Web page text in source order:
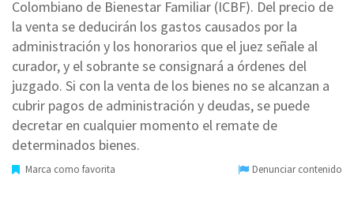
Colombiano de Bienestar Familiar (ICBF). Del precio de
la venta se deducirán los gastos causados por la
administración y los honorarios que el juez señale al
curador, y el sobrante se consignará a órdenes del
juzgado. Si con la venta de los bienes no se alcanzan a
cubrir pagos de administración y deudas, se puede
decretar en cualquier momento el remate de
determinados bienes.
Marca como favorita Denunciar contenido